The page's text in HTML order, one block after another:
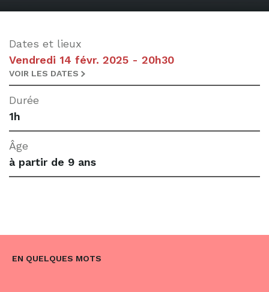
Dates et lieux
Vendredi 14 févr. 2025 - 20h30
VOIR LES DATES
Durée
1h
Âge
à partir de 9 ans
EN QUELQUES MOTS